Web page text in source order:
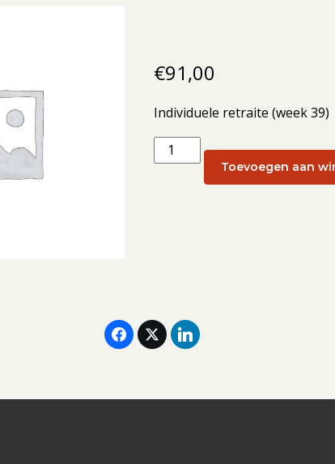
€91,00
Individuele retraite (week 39)
Individuele
retraite
Toevoegen aan